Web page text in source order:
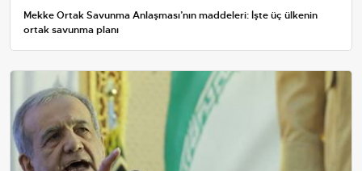
Mekke Ortak Savunma Anlaşması’nın maddeleri: İşte üç ülkenin
ortak savunma planı